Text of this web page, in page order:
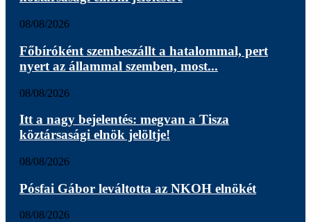
08/08/2026
Főbíróként szembeszállt a hatalommal, pert
nyert az állammal szemben, most...
08/08/2026
Itt a nagy bejelentés: megvan a Tisza
köztársasági elnök jelöltje!
08/08/2026
Pósfai Gábor leváltotta az NKOH elnökét
08/08/2026